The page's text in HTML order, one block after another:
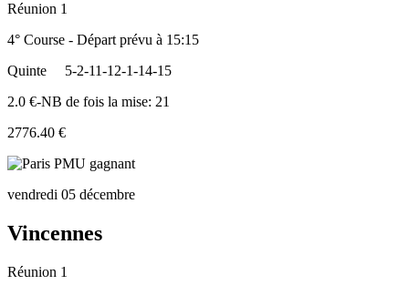
Réunion 1
4° Course - Départ prévu à 15:15
Quinte
5-2-11-12-1-14-15
2.0 €-NB de fois la mise: 21
2776.40 €
vendredi 05 décembre
Vincennes
Réunion 1